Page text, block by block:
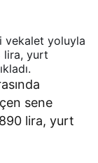
vekalet yoluyla
lira, yurt
sene
lira, yurt